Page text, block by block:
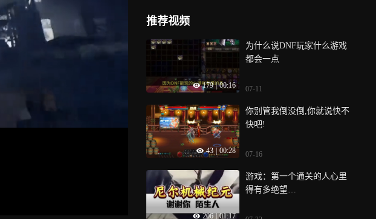
树、装备和成长系统的具体
形态
关卡，和重复度极高且缺乏
设计的BOSS战一起，让整部
整部作品的高光全集中在了
游戏最初的两个小时，而随
位地每况愈下，也难以再给
推荐视频
179 | 00:16
为什么说DNF玩家什么游戏
都会一点
07-11
43 00:28
你别管我倒没倒,你就说快不
快吧!
07-16
206 01:17
游戏：第一个通关的人心里
得有多绝望…